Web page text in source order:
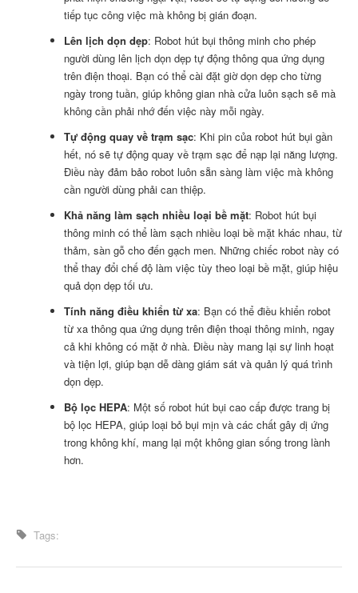
tiếp tục công việc mà không bị gián đoạn.
Lên lịch dọn dẹp: Robot hút bụi thông minh cho phép
người dùng lên lịch dọn dẹp tự động thông qua ứng dụng
trên điện thoại. Bạn có thể cài đặt giờ dọn dẹp cho từng
ngày trong tuần, giúp không gian nhà cửa luôn sạch sẽ mà
không cần phải nhớ đến việc này mỗi ngày.
Tự động quay về trạm sạc: Khi pin của robot hút bụi gần
hết, nó sẽ tự động quay về trạm sạc để nạp lại năng lượng.
Điều này đảm bảo robot luôn sẵn sàng làm việc mà không
cần người dùng phải can thiệp.
Khả năng làm sạch nhiều loại bề mặt: Robot hút bụi
thông minh có thể làm sạch nhiều loại bề mặt khác nhau, từ
thảm, sàn gỗ cho đến gạch men. Những chiếc robot này có
thể thay đổi chế độ làm việc tùy theo loại bề mặt, giúp hiệu
quả dọn dẹp tối ưu.
Tính năng điều khiển từ xa: Bạn có thể điều khiển robot
từ xa thông qua ứng dụng trên điện thoại thông minh, ngay
cả khi không có mặt ở nhà. Điều này mang lại sự linh hoạt
và tiện lợi, giúp bạn dễ dàng giám sát và quản lý quá trình
dọn dẹp.
Bộ lọc HEPA: Một số robot hút bụi cao cấp được trang bị
bộ lọc HEPA, giúp loại bỏ bụi mịn và các chất gây dị ứng
trong không khí, mang lại một không gian sống trong lành
hơn.
Tags: